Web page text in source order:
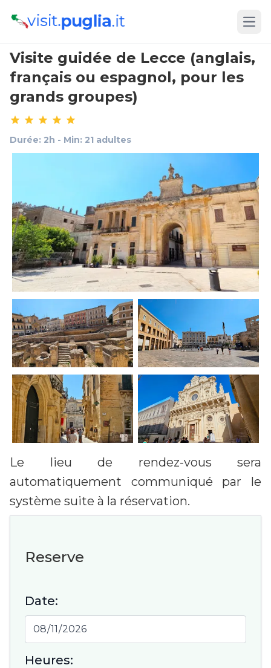
Visite guidée de Lecce (anglais,
français ou espagnol, pour les
grands groupes)
Durée: 2h - Min: 21 adultes
Le lieu de rendez-vous sera
automatiquement communiqué par le
système suite à la réservation.
Reserve
Date:
Heures: